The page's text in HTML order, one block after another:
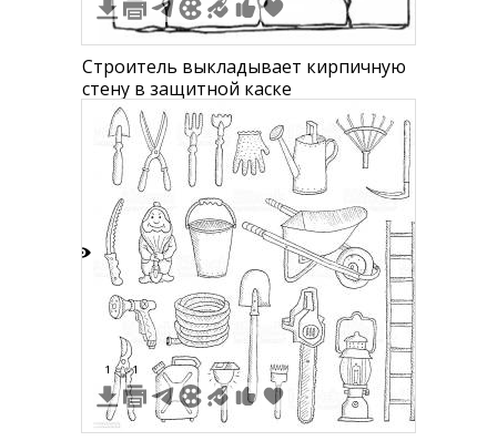
Строитель выкладывает кирпичную
стену в защитной каске
1 1